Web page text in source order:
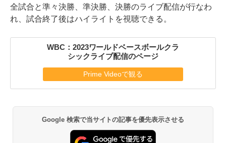
全試合と準々決勝、準決勝、決勝のライブ配信が行なわ
れ、試合終了後はハイライトを視聴できる。
WBC：2023ワールドベースボールクラ
シックライブ配信のページ
Prime Videoで観る
Google 検索で当サイトの記事を優先表示させる